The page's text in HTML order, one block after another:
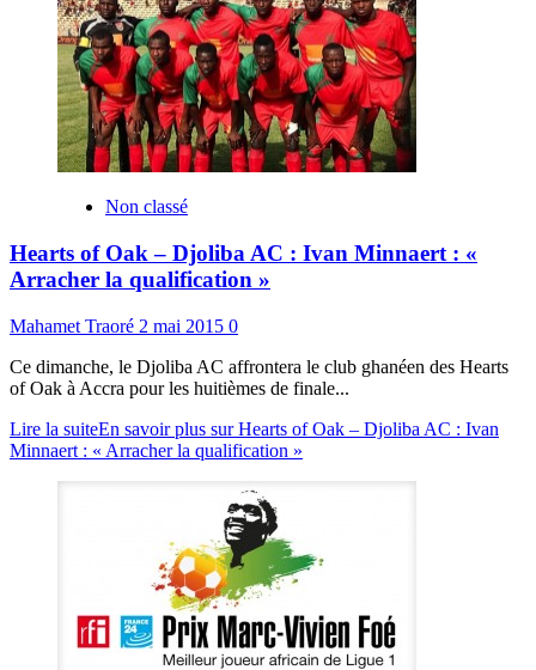
Non classé
Hearts of Oak – Djoliba AC : Ivan Minnaert : «
Arracher la qualification »
Mahamet Traoré 2 mai 2015 0
Ce dimanche, le Djoliba AC affrontera le club ghanéen des Hearts
of Oak à Accra pour les huitièmes de finale...
Lire la suiteEn savoir plus sur Hearts of Oak – Djoliba AC : Ivan
Minnaert : « Arracher la qualification »